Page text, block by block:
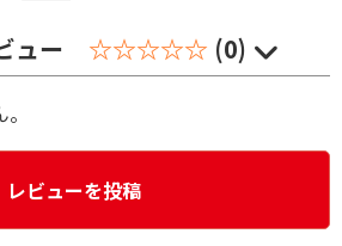
ュー ☆☆☆☆☆ (0)
レビューを投稿